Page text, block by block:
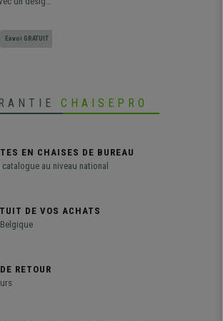
Noyer,
modèle
une
votre
Envoi GRATUIT
CHAISEPRO
EN CHAISES DE BUREAU
au niveau national
DE VOS ACHATS
RETOUR